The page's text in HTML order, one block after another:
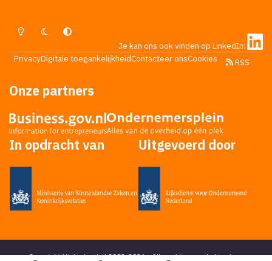
Lichte ModusDonkere ModusSysteemvoorkeur
Je kan ons ook vinden op LinkedIn:
PrivacyDigitale toegankelijkheidContacteer onsCookies RSS
Onze partners
In opdracht van Uitgevoerd door
Copyright Higherlevel.nl 2002-2026 - Alle rechten voorbehouden -